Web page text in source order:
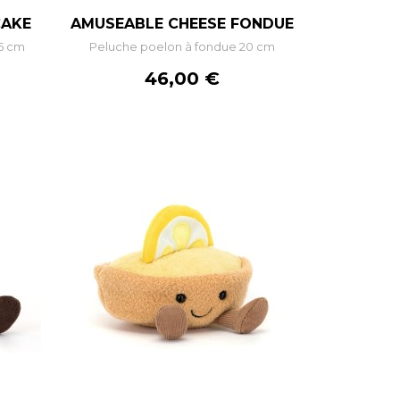
cm
AMUSEABLE CHEESE FONDUE
Peluche poelon à fondue 20 cm
Prix
46,00 €
– +